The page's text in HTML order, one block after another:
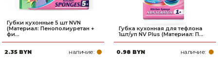
Губки кухонные 5 шт NVN
(Материал: Пенополиуретан +
фи...
2.35 BYN наличие:
Губка кухонная для тефлона
1шт/уп NV Plus (Материал: П...
0.98 BYN наличие: